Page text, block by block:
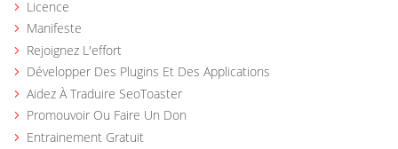
Licence
Manifeste
Rejoignez L'effort
Développer Des Plugins Et Des Applications
Aidez À Traduire SeoToaster
Promouvoir Ou Faire Un Don
Entrainement Gratuit